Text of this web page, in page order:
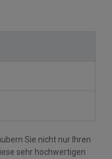
Sie nicht nur Ihren
sehr hochwertigen